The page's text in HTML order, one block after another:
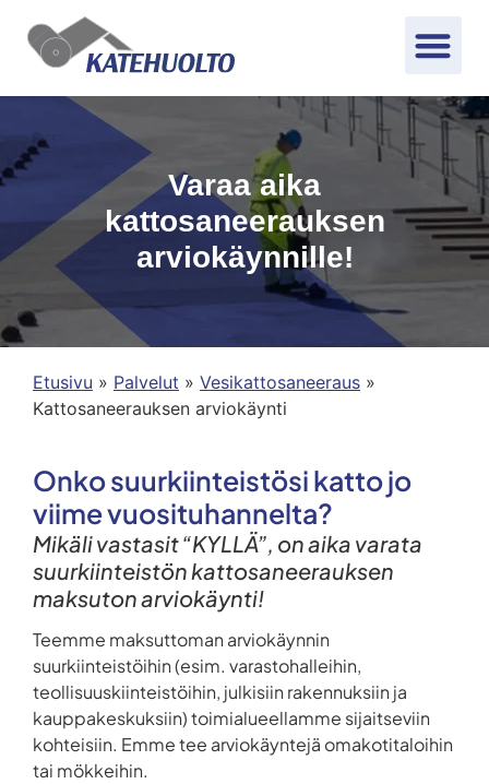
Varaa aika
kattosaneerauksen
arviokäynnille!
Etusivu » Palvelut » Vesikattosaneeraus »
Kattosaneerauksen arviokäynti
Onko suurkiinteistösi katto jo
viime vuosituhannelta?
Mikäli vastasit “KYLLÄ”, on aika varata
suurkiinteistön kattosaneerauksen
maksuton arviokäynti!
Teemme maksuttoman arviokäynnin
suurkiinteistöihin (esim. varastohalleihin,
teollisuuskiinteistöihin, julkisiin rakennuksiin ja
kauppakeskuksiin) toimialueellamme sijaitseviin
kohteisiin. Emme tee arviokäyntejä omakotitaloihin
tai mökkeihin.